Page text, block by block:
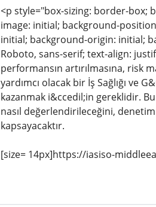
<p style="box-sizing: border-box;
image: initial; background-
initial; background-origin: initial;
Roboto, sans-serif; text-align:
performansın artırılmasına,
yardımcı olacak bir İş Sağlığı
kazanmak i&ccedil;in gereklidir.
nasıl değerlendirileceğini,
kapsayacaktır.
[size= 14px]https://iasiso-